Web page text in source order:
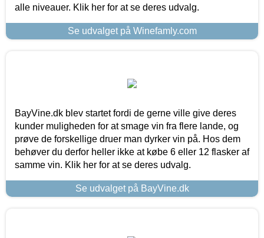
alle niveauer. Klik her for at se deres udvalg.
Se udvalget på Winefamly.com
BayVine.dk blev startet fordi de gerne ville give deres
kunder muligheden for at smage vin fra flere lande, og
prøve de forskellige druer man dyrker vin på. Hos dem
behøver du derfor heller ikke at købe 6 eller 12 flasker af
samme vin. Klik her for at se deres udvalg.
Se udvalget på BayVine.dk